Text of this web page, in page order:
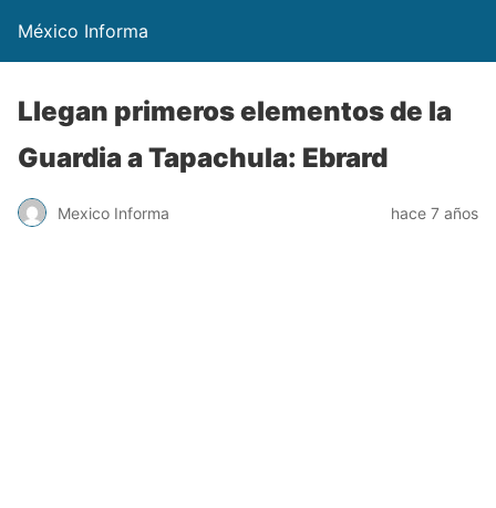
México Informa
Llegan primeros elementos de la
Guardia a Tapachula: Ebrard
Mexico Informa hace 7 años